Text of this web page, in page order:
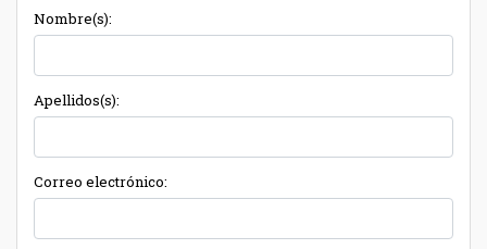
Nombre(s):
Apellidos(s):
Correo electrónico: